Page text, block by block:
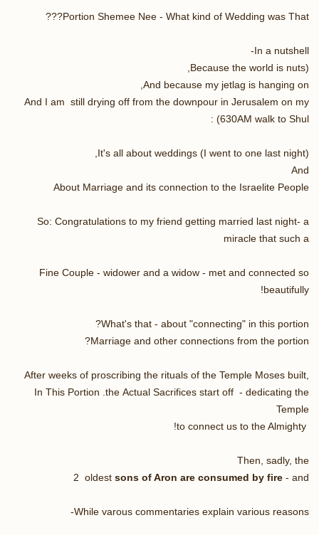
Portion Shemee Nee - What kind of Wedding was That???
In a nutshell-
(Because the world is nuts,
And because my jetlag is hanging on,
And I am still drying off from the downpour in Jerusalem on my
630AM walk to Shul) :
It's all about weddings (I went to one last night),
And
About Marriage and its connection to the Israelite People
So: Congratulations to my friend getting married last night- a
miracle that such a
Fine Couple - widower and a widow - met and connected so
beautifully!
What's that - about "connecting" in this portion?
Marriage and other connections from the portion?
After weeks of proscribing the rituals of the Temple Moses built,
In This Portion .the Actual Sacrifices start off - dedicating the
Temple
Then, sadly, the
2 oldest sons of Aron are consumed by fire - and
While varous commentaries explain various reasons-